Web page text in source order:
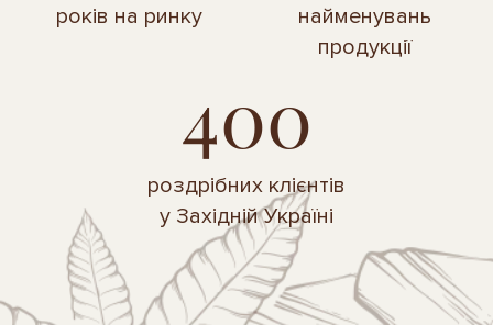
років на ринку
найменувань
продукції
400
роздрібних клієнтів
у Західній Україні